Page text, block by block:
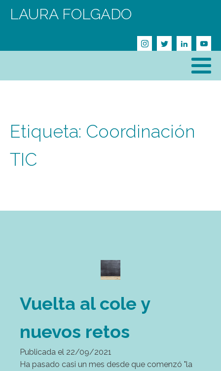
LAURA FOLGADO
Etiqueta: Coordinación
TIC
Vuelta al cole y
nuevos retos
Publicada el 22/09/2021
Ha pasado casi un mes desde que comenzó "la